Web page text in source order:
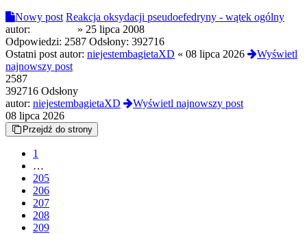
Nowy post Reakcja oksydacji pseudoefedryny - wątek ogólny
autor:
» 25 lipca 2008
Odpowiedzi: 2587 Odsłony: 392716
Ostatni post autor: niejestembagietaXD « 08 lipca 2026
Wyświetl
najnowszy post
2587
392716 Odsłony
autor: niejestembagietaXD
Wyświetl najnowszy post
08 lipca 2026
Przejdź do strony
1
…
205
206
207
208
209